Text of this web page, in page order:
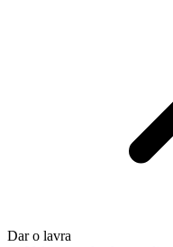
Dar o lavra